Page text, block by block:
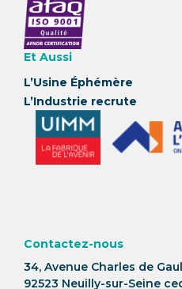
Et Aussi
L’Usine Éphémère
L’Industrie recrute
Contactez-nous
34, Avenue Charles de
92523 Neuilly-sur-Seine